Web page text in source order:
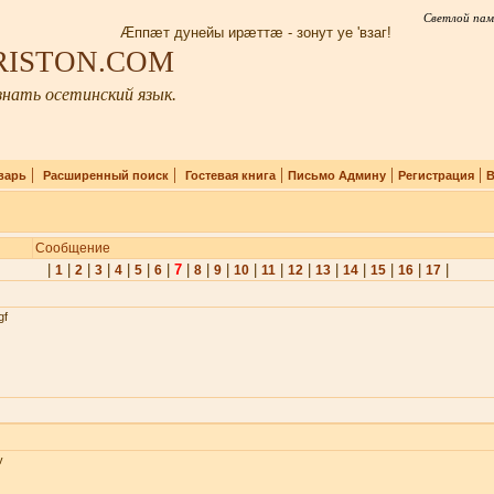
Светлой
Æппæт дунейы ирæттæ - зонут уе 'взаг!
осетинский язык.
| Расширенный поиск| Гостевая книга| Письмо Админу| Регистрация|
Сообщение
1| 2| 3| 4| 5| 6| 7| 8| 9| 10| 11| 12| 13| 14| 15| 16| 17|